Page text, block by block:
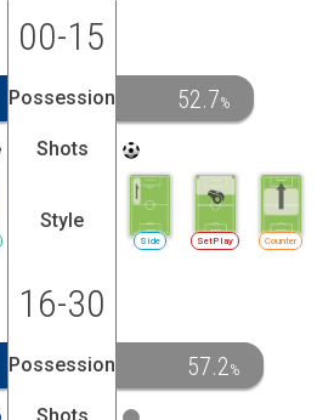
00-15
Possession 52.7%
Shots
Style
Side SetPlay Counter
16-30
Possession 57.2%